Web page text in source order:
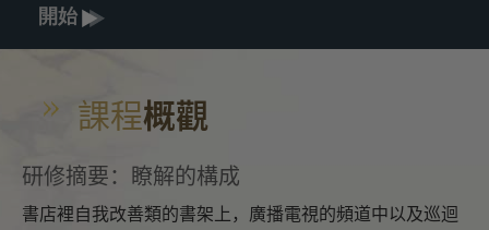
開始
課程概觀
研修摘要：瞭解的構成
書店裡自我改善類的書架上，廣播電視的頻道中以及巡迴